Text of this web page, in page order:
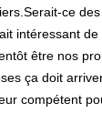
ce
intéressant
être nos
ça doit
compétent